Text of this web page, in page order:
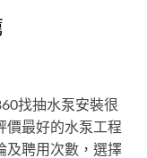
找抽水泵安裝很
價最好的水泵工程
及聘用次數，選擇